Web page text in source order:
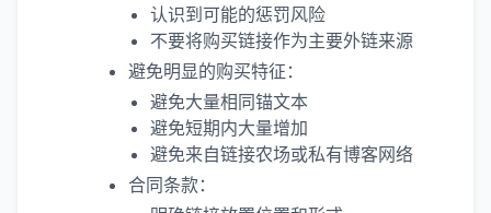
认识到可能的惩罚风险
不要将购买链接作为主要外链来源
避免明显的购买特征：
避免大量相同锚文本
避免短期内大量增加
避免来自链接农场或私有博客网络
合同条款：